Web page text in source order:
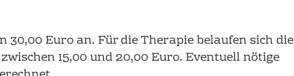
30,00 Euro an. Für die Therapie belaufen sich die
15,00 und 20,00 Euro. Eventuell nötige